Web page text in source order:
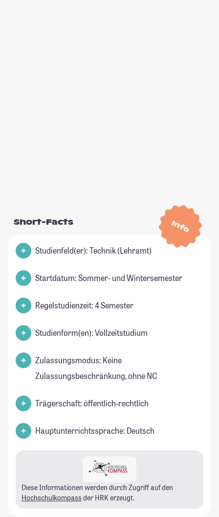
Info
Short-Facts
Studienfeld(er): Technik (Lehramt)
Startdatum: Sommer- und Wintersemester
Regelstudienzeit: 4 Semester
Studienform(en): Vollzeitstudium
Zulassungsmodus: Keine
Zulassungsbeschränkung, ohne NC
Trägerschaft: öffentlich-rechtlich
Hauptunterrichtssprache: Deutsch
Diese Informationen werden durch Zugriff auf den
Hochschulkompass der HRK erzeugt.